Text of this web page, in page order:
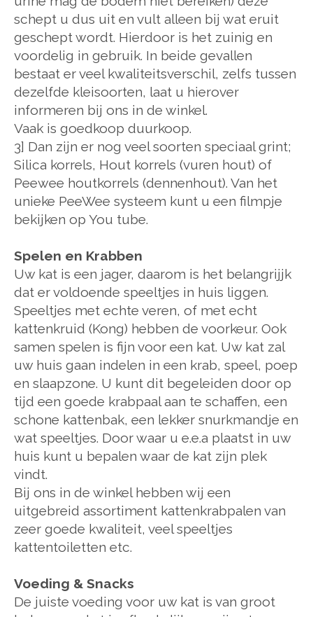
schept u dus uit en vult alleen bij wat eruit
geschept wordt. Hierdoor is het zuinig en
voordelig in gebruik. In beide gevallen
bestaat er veel kwaliteitsverschil, zelfs tussen
dezelfde kleisoorten, laat u hierover
informeren bij ons in de winkel.
Vaak is goedkoop duurkoop.
3] Dan zijn er nog veel soorten speciaal grint;
Silica korrels, Hout korrels (vuren hout) of
Peewee houtkorrels (dennenhout). Van het
unieke PeeWee systeem kunt u een filmpje
bekijken op You tube.
Spelen en Krabben
Uw kat is een jager, daarom is het belangrijjk
dat er voldoende speeltjes in huis liggen.
Speeltjes met echte veren, of met echt
kattenkruid (Kong) hebben de voorkeur. Ook
samen spelen is fijn voor een kat. Uw kat zal
uw huis gaan indelen in een krab, speel, poep
en slaapzone. U kunt dit begeleiden door op
tijd een goede krabpaal aan te schaffen, een
schone kattenbak, een lekker snurkmandje en
wat speeltjes. Door waar u e.e.a plaatst in uw
huis kunt u bepalen waar de kat zijn plek
vindt.
Bij ons in de winkel hebben wij een
uitgebreid assortiment kattenkrabpalen van
zeer goede kwaliteit, veel speeltjes
kattentoiletten etc.
Voeding & Snacks
De juiste voeding voor uw kat is van groot